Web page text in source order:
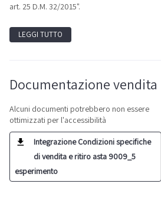
art. 25 D.M. 32/2015".
LEGGI TUTTO
Documentazione vendita
Alcuni documenti potrebbero non essere
ottimizzati per l'accessibilità
Integrazione Condizioni specifiche
di vendita e ritiro asta 9009_5
esperimento